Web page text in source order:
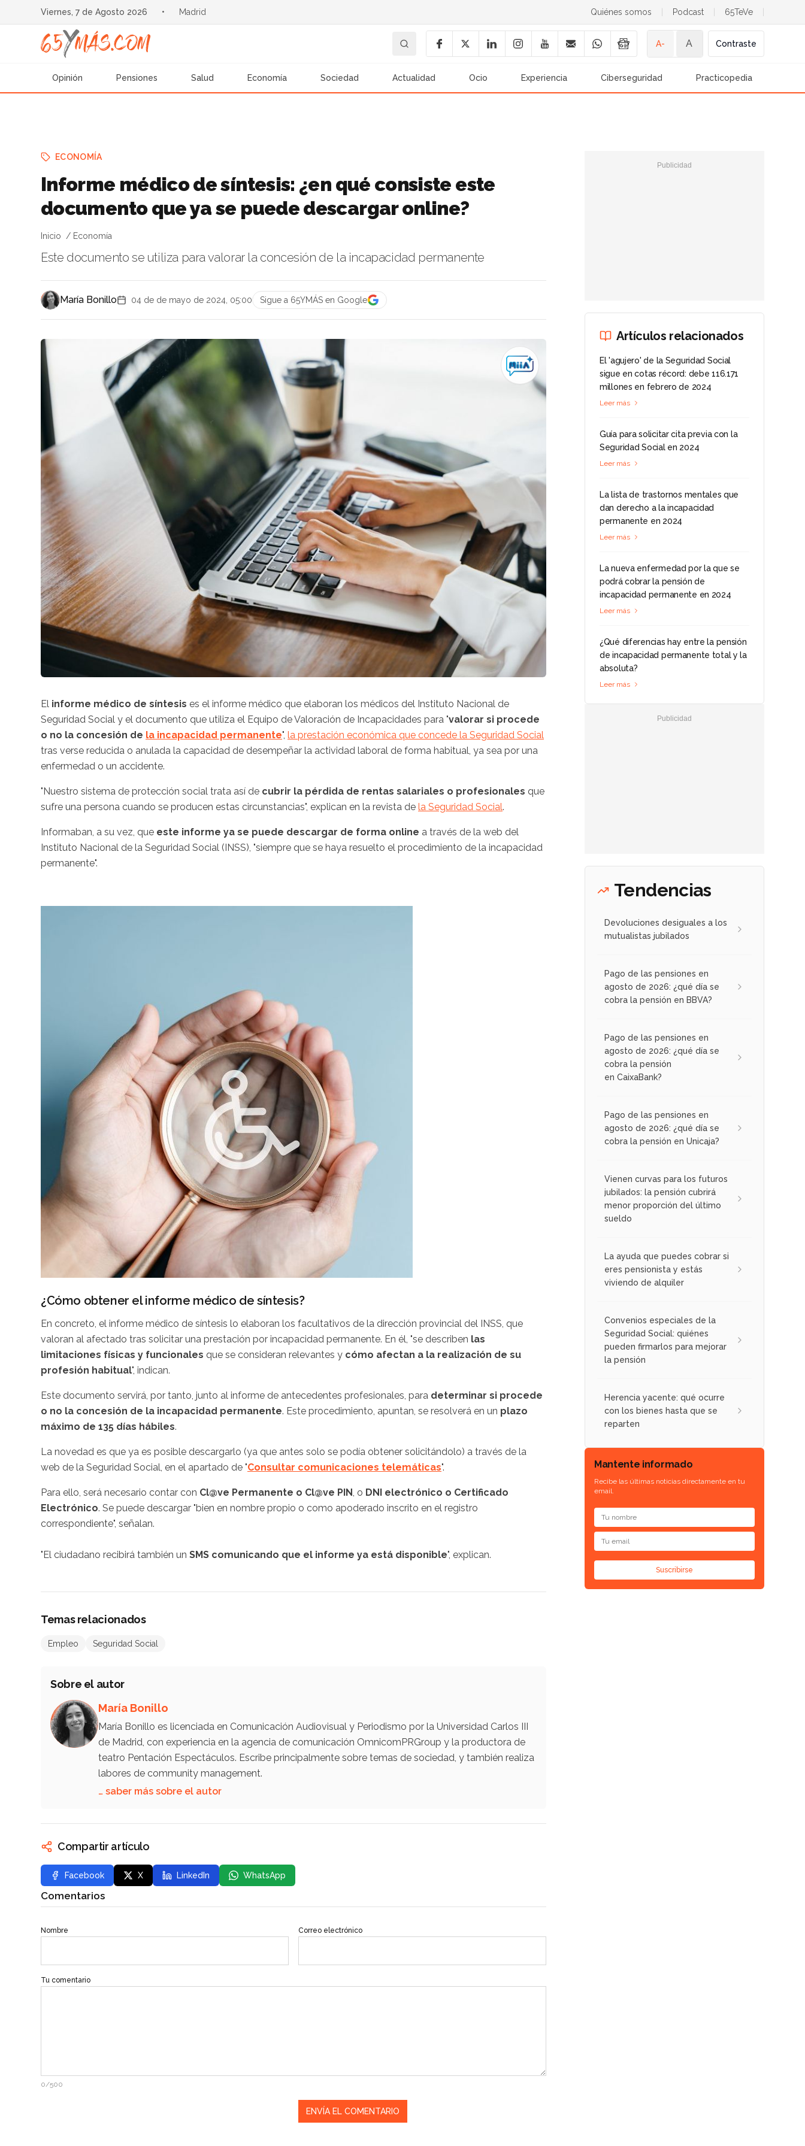
Viernes, 7 de Agosto 2026 • Madrid Quiénes somos Podcast 65TeVe
A- A Contraste
Opinión Pensiones Salud Economía Sociedad Actualidad Ocio Experiencia Ciberseguridad Practicopedia
ECONOMÍA
Informe médico de síntesis: ¿en qué consiste este
documento que ya se puede descargar online?
Inicio Economía
Este documento se utiliza para valorar la concesión de la incapacidad permanente
María Bonillo 04 de de mayo de 2024, 05:00 Sigue a 65YMÁS en Google
El informe médico de síntesis es el informe médico que elaboran los médicos del Instituto Nacional de
Seguridad Social y el documento que utiliza el Equipo de Valoración de Incapacidades para "valorar si procede
o no la concesión de la incapacidad permanente", la prestación económica que concede la Seguridad Social
tras verse reducida o anulada la capacidad de desempeñar la actividad laboral de forma habitual, ya sea por una
enfermedad o un accidente.
"Nuestro sistema de protección social trata así de cubrir la pérdida de rentas salariales o profesionales que
sufre una persona cuando se producen estas circunstancias", explican en la revista de la Seguridad Social.
Informaban, a su vez, que este informe ya se puede descargar de forma online a través de la web del
Instituto Nacional de la Seguridad Social (INSS), "siempre que se haya resuelto el procedimiento de la incapacidad
permanente".
¿Cómo obtener el informe médico de síntesis?
En concreto, el informe médico de síntesis lo elaboran los facultativos de la dirección provincial del INSS, que
valoran al afectado tras solicitar una prestación por incapacidad permanente. En él, "se describen las
limitaciones físicas y funcionales que se consideran relevantes y cómo afectan a la realización de su
profesión habitual", indican.
Este documento servirá, por tanto, junto al informe de antecedentes profesionales, para determinar si procede
o no la concesión de la incapacidad permanente. Este procedimiento, apuntan, se resolverá en un plazo
máximo de 135 días hábiles.
La novedad es que ya es posible descargarlo (ya que antes solo se podía obtener solicitándolo) a través de la
web de la Seguridad Social, en el apartado de "Consultar comunicaciones telemáticas".
Para ello, será necesario contar con Cl@ve Permanente o Cl@ve PIN , o DNI electrónico o Certificado
Electrónico. Se puede descargar "bien en nombre propio o como apoderado inscrito en el registro
correspondiente", señalan.
"El ciudadano recibirá también un SMS comunicando que el informe ya está disponible", explican.
Temas relacionados
Empleo Seguridad Social
Sobre el autor
María Bonillo
María Bonillo es licenciada en Comunicación Audiovisual y Periodismo por la Universidad Carlos III
de Madrid, con experiencia en la agencia de comunicación OmnicomPRGroup y la productora de
teatro Pentación Espectáculos. Escribe principalmente sobre temas de sociedad, y también realiza
labores de community management.
… saber más sobre el autor
Compartir artículo
Facebook X LinkedIn WhatsApp
Comentarios
Nombre Correo electrónico
Tu comentario
0/500
Artículos relacionados
El 'agujero' de la Seguridad Social
sigue en cotas récord: debe 116.171
millones en febrero de 2024
Leer más
Guía para solicitar cita previa con la
Seguridad Social en 2024
Leer más
La lista de trastornos mentales que
dan derecho a la incapacidad
permanente en 2024
Leer más
La nueva enfermedad por la que se
podrá cobrar la pensión de
incapacidad permanente en 2024
Leer más
¿Qué diferencias hay entre la pensión
de incapacidad permanente total y la
absoluta?
Leer más
Tendencias
Devoluciones desiguales a los
mutualistas jubilados
Pago de las pensiones en
agosto de 2026: ¿qué día se
cobra la pensión en BBVA?
Pago de las pensiones en
agosto de 2026: ¿qué día se
cobra la pensión
en CaixaBank?
Pago de las pensiones en
agosto de 2026: ¿qué día se
cobra la pensión en Unicaja?
Vienen curvas para los futuros
jubilados: la pensión cubrirá
menor proporción del último
sueldo
La ayuda que puedes cobrar si
eres pensionista y estás
viviendo de alquiler
Convenios especiales de la
Seguridad Social: quiénes
pueden firmarlos para mejorar
la pensión
Herencia yacente: qué ocurre
con los bienes hasta que se
reparten
Mantente informado
Recibe las últimas noticias directamente en tu
email.
Suscribirse